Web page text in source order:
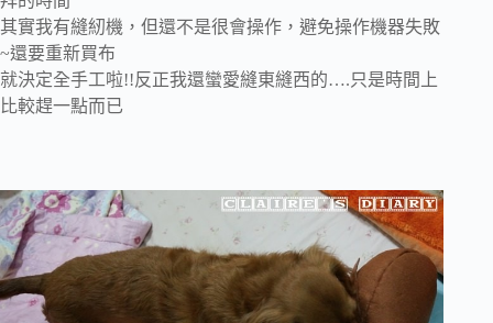
其實我有縫紉機，但還不是很會操作，避免操作機器失敗
~還要重新買布
就決定全手工啦!!反正我還蠻愛縫東縫西的….只是時間上
比較趕一點而已